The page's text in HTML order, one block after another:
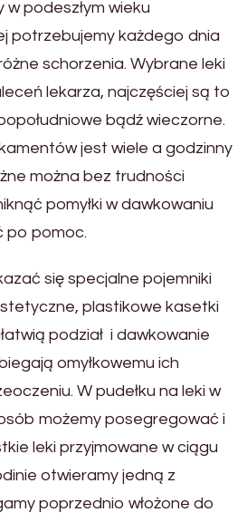
podeszłym wieku
potrzebujemy każdego dnia
schorzenia. Wybrane leki
lekarza, najczęściej są to
bądź wieczorne.
jest wiele a godzinny
można bez trudności
pomyłki w dawkowaniu
po pomoc.
się specjalne pojemniki
plastikowe kasetki
podział i dawkowanie
omyłkowemu ich
W pudełku na leki w
możemy posegregować i
leki przyjmowane w ciągu
otwieramy jedną z
poprzednio włożone do